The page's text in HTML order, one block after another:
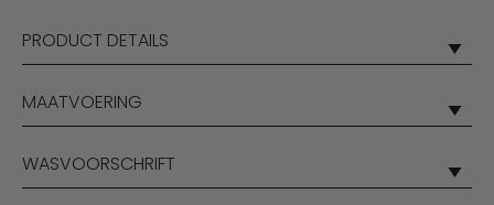
PRODUCT DETAILS
MAATVOERING
WASVOORSCHRIFT